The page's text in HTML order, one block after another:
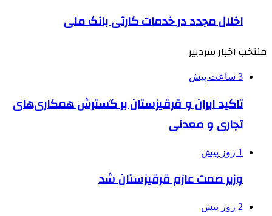
اخلال مجدد در خدمات کارتی بانک ملی
منتخب اخبار سردبیر
3 ساعت پیش
تاکید ایران و قرقیزستان بر گسترش همکاری‌های
تجاری و معدنی
1 روز پیش
وزیر صمت عازم قرقیزستان شد
2 روز پیش